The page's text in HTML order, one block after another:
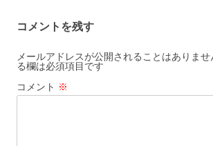
コメントを残す
メールアドレスが公開されることはありませ
る欄は必須項目です
コメント ※